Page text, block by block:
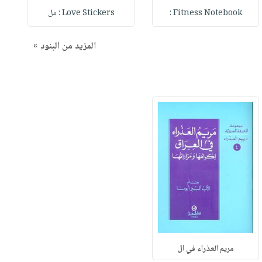
Fitness Notebook : Love Stickers : مل
المزيد من البنود »
مريم العذراء في ال